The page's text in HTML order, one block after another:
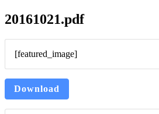
20161021.pdf
[featured_image]
Download